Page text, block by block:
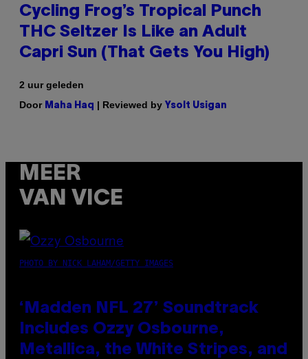
Cycling Frog’s Tropical Punch
THC Seltzer Is Like an Adult
Capri Sun (That Gets You High)
2 uur geleden
Door Maha Haq | Reviewed by Ysolt Usigan
MEER
VAN VICE
PHOTO BY NICK LAHAM/GETTY IMAGES
‘Madden NFL 27’ Soundtrack
Includes Ozzy Osbourne,
Metallica, the White Stripes, and